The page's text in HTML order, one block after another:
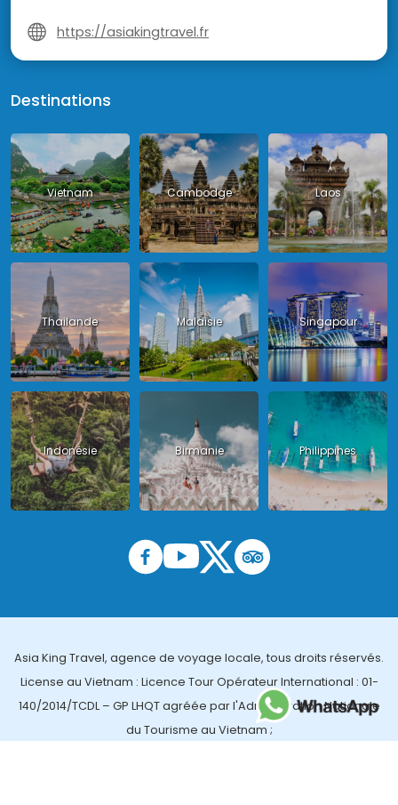
https://asiakingtravel.fr
Destinations
Vietnam Cambodge Laos
Thailande Malaisie Singapour
Indonésie Birmanie Philippines
Asia King Travel, agence de voyage locale, tous droits réservés.
License au Vietnam : Licence Tour Opérateur International : 01-
140/2014/TCDL – GP LHQT agréée par l'Administration Nationale
du Tourisme au Vietnam ;